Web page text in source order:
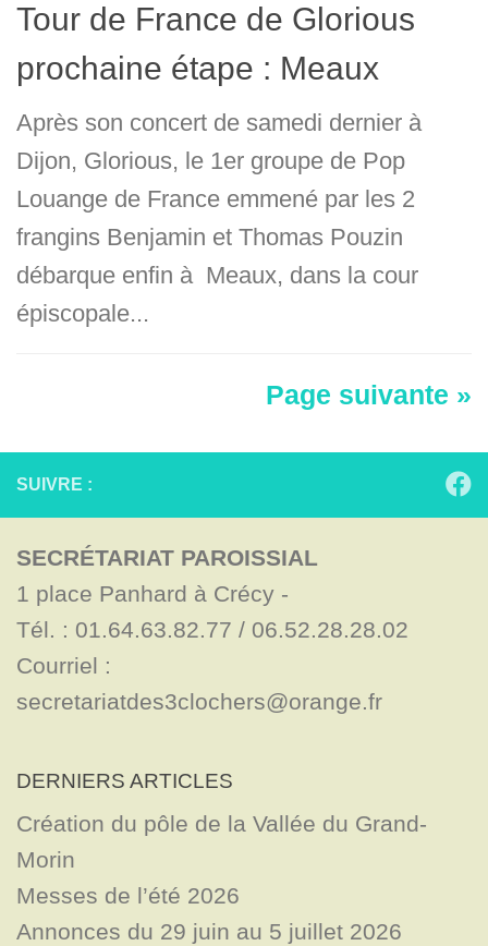
Tour de France de Glorious
prochaine étape : Meaux
Après son concert de samedi dernier à
Dijon, Glorious, le 1er groupe de Pop
Louange de France emmené par les 2
frangins Benjamin et Thomas Pouzin
débarque enfin à Meaux, dans la cour
épiscopale...
Page suivante »
SUIVRE :
SECRÉTARIAT PAROISSIAL
1 place Panhard à Crécy -
Tél. : 01.64.63.82.77 / 06.52.28.28.02
Courriel :
secretariatdes3clochers@orange.fr
DERNIERS ARTICLES
Création du pôle de la Vallée du Grand-
Morin
Messes de l’été 2026
Annonces du 29 juin au 5 juillet 2026